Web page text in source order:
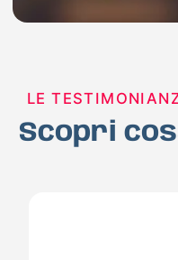
LE
Scopri